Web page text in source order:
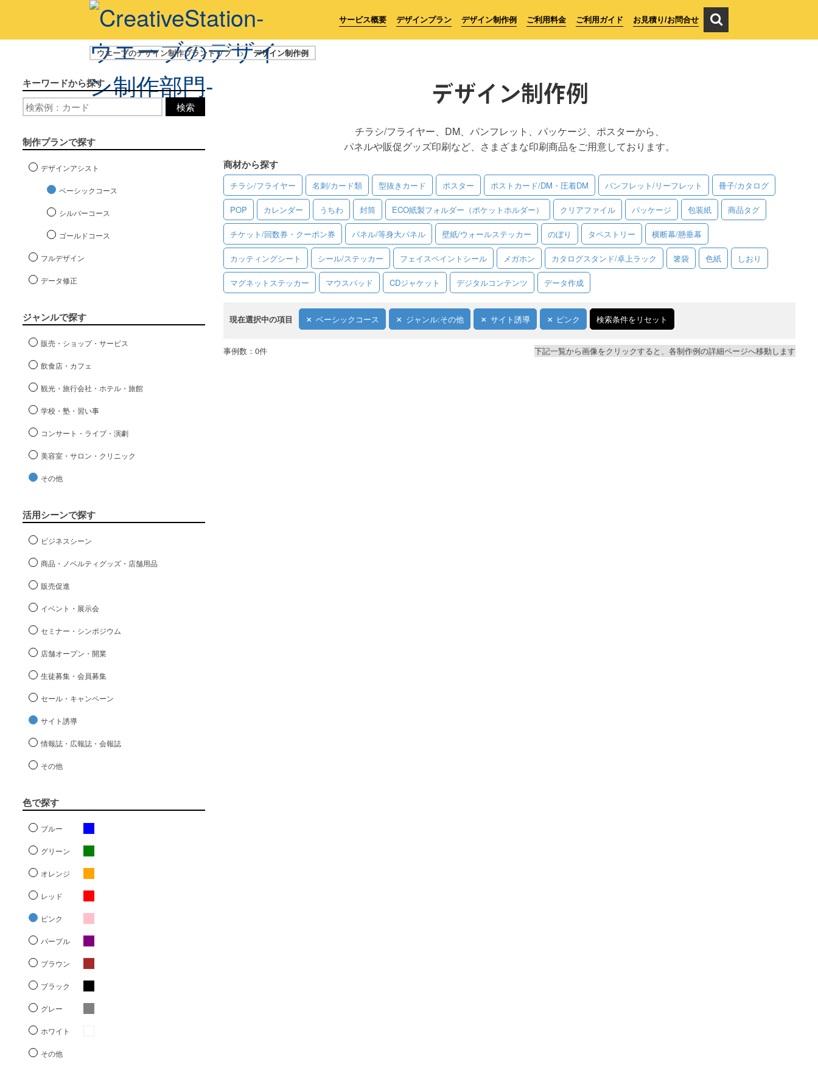
サービス概要 デザインプラン デザイン制作例 ご利用料金 ご利用ガイド お見積り/お問合せ
ウエーブのデザイン制作プラントップ > デザイン制作例
デザイン制作例
チラシ/フライヤー、DM、パンフレット、パッケージ、ポスターから、
パネルや販促グッズ印刷など、さまざまな印刷商品をご用意しております。
商材から探す
チラシ/フライヤー 名刺/カード類 型抜きカード ポスター ポストカード/DM・圧着DM パンフレット/リーフレット 冊子/カタログ
POP カレンダー うちわ 封筒 ECO紙製フォルダー（ポケットホルダー） クリアファイル パッケージ 包装紙 商品タグ
チケット/回数券・クーポン券 パネル/等身大パネル 壁紙/ウォールステッカー のぼり タペストリー 横断幕/懸垂幕
カッティングシート シール/ステッカー フェイスペイントシール メガホン カタログスタンド/卓上ラック 箸袋 色紙 しおり
マグネットステッカー マウスパッド CDジャケット デジタルコンテンツ データ作成
現在選択中の項目 ベーシックコース ジャンル:その他 サイト誘導 ピンク 検索条件をリセット
キーワードから探す
検索
制作プランで探す
デザインアシスト
ベーシックコース
シルバーコース
ゴールドコース
フルデザイン
データ修正
ジャンルで探す
販売・ショップ・サービス
飲食店・カフェ
観光・旅行会社・ホテル・旅館
学校・塾・習い事
コンサート・ライブ・演劇
美容室・サロン・クリニック
その他
活用シーンで探す
ビジネスシーン
商品・ノベルティグッズ・店舗用品
販売促進
イベント・展示会
セミナー・シンポジウム
店舗オープン・開業
生徒募集・会員募集
セール・キャンペーン
サイト誘導
情報誌・広報誌・会報誌
その他
色で探す
ブルー
グリーン
オレンジ
レッド
ピンク
パープル
ブラウン
ブラック
グレー
ホワイト
その他
事例数：0件 下記一覧から画像をクリックすると、各制作例の詳細ページへ移動します